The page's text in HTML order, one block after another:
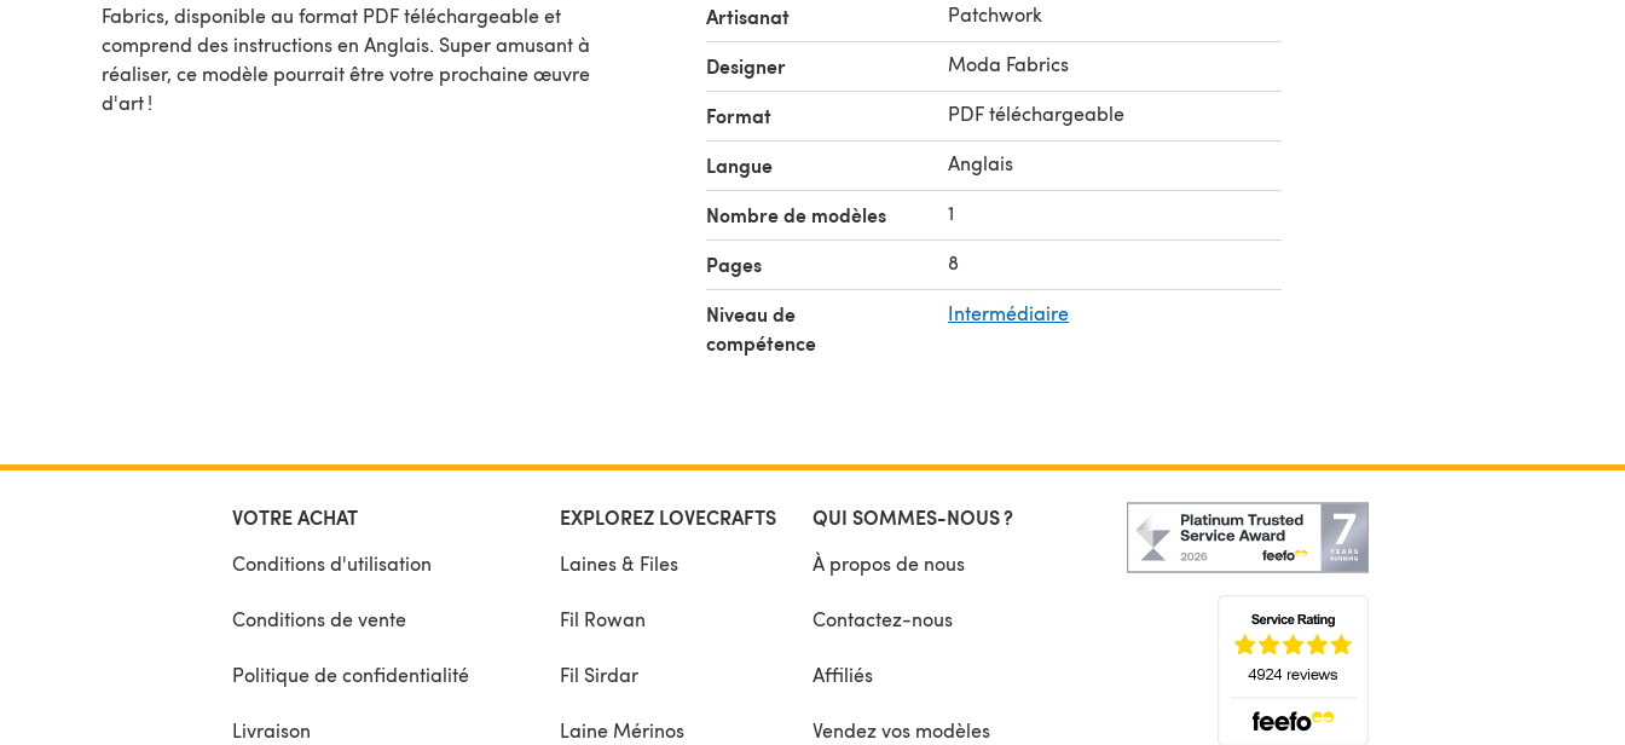
Fabrics, disponible au format PDF téléchargeable et
comprend des instructions en Anglais. Super amusant à
réaliser, ce modèle pourrait être votre prochaine œuvre
d'art !
Artisanat Patchwork
Designer Moda Fabrics
Format PDF téléchargeable
Langue Anglais
Nombre de modèles 1
Pages 8
Niveau de
compétence
Intermédiaire
VOTRE ACHAT
Conditions d'utilisation
Conditions de vente
Politique de confidentialité
Livraison
EXPLOREZ LOVECRAFTS
Laines & Files
Fil Rowan
Fil Sirdar
Laine Mérinos
QUI SOMMES-NOUS ?
À propos de nous
Contactez-nous
Affiliés
Vendez vos modèles